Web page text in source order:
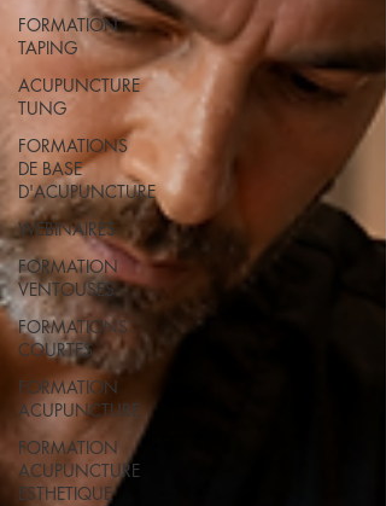
FORMATION
TAPING
ACUPUNCTURE
TUNG
FORMATIONS
DE BASE
D'ACUPUNCTURE
WEBINAIRES
FORMATION
VENTOUSES
FORMATIONS
COURTES
FORMATION
ACUPUNCTURE
FORMATION
ACUPUNCTURE
ESTHETIQUE